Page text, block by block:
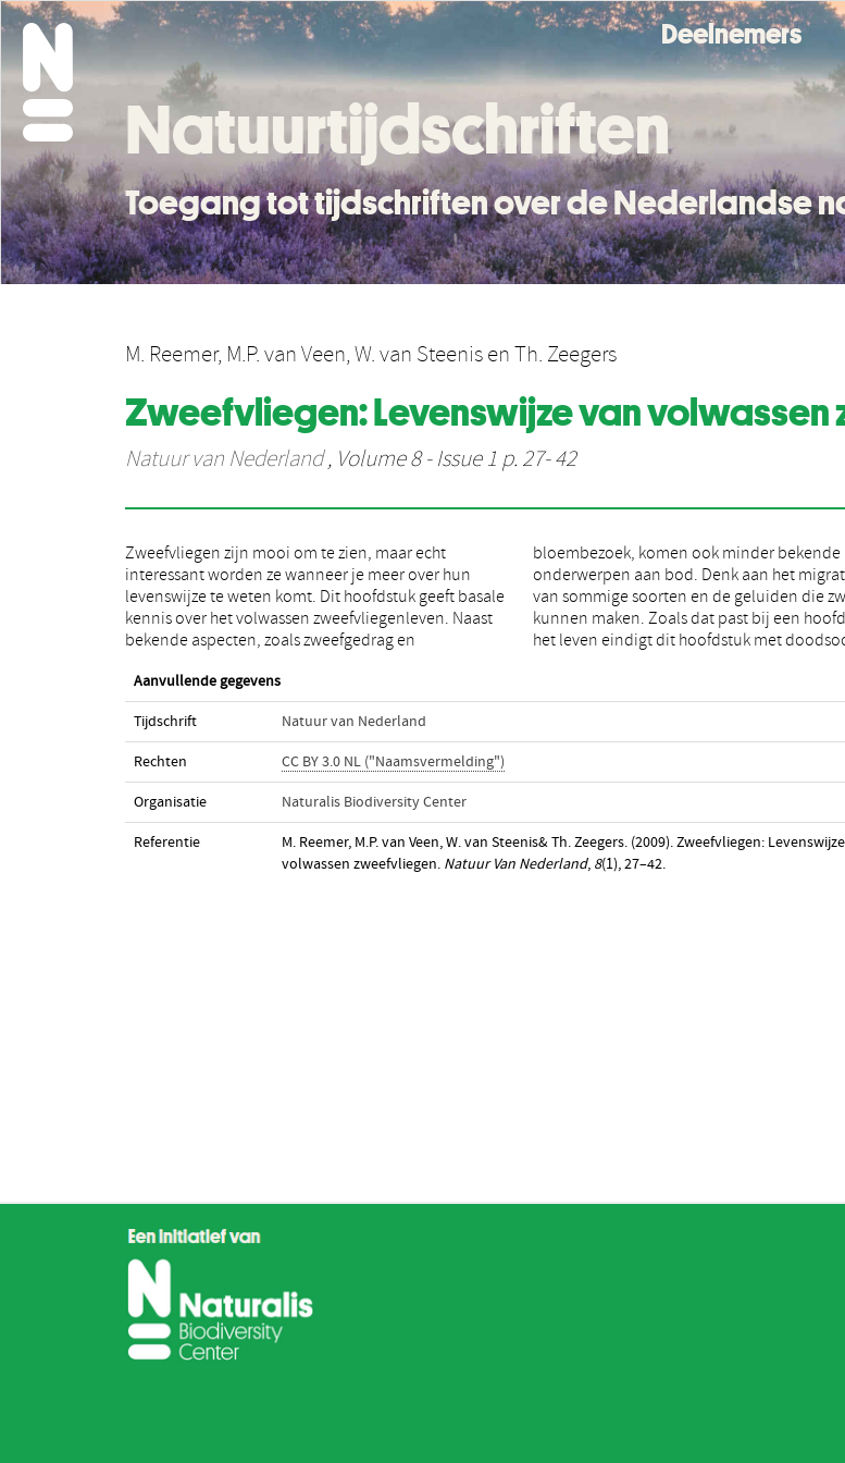
Deelnemers
Natuurtijdschriften
Toegang tot tijdschriften over de Nederlandse
M. Reemer, M.P. van Veen,W. van Steenisen Th. Zeegers
Zweefvliegen: Levenswijze van
Natuur van Nederland, Volume 8 - Issue 1 p. 27- 42
Zweefvliegen zijn mooi om te zien, maar echt
interessant worden ze wanneer je meer over hun
levenswijze te weten komt. Dit hoofdstuk geeft basale
kennis over het volwassen zweefvliegenleven. Naast
bekende aspecten, zoals zweefgedrag en
bloembezoek, komen ook minder bekende
onderwerpen aan bod. Denk aan het migratiegedrag
van sommige soorten en de geluiden die zweefvliegen
kunnen maken. Zoals dat past bij een hoofdstuk over
het leven eindigt dit hoofdstuk met
Aanvullende gegevens
Tijdschrift Natuur van Nederland
Rechten CC BY 3.0 NL ("Naamsvermelding")
Organisatie Naturalis Biodiversity Center
Referentie
M. Reemer, M.P. van Veen, W. van Steenis& Th. Zeegers. (2009). Zweefvliegen:
volwassen zweefvliegen. Natuur Van Nederland, 8(1), 27–42.